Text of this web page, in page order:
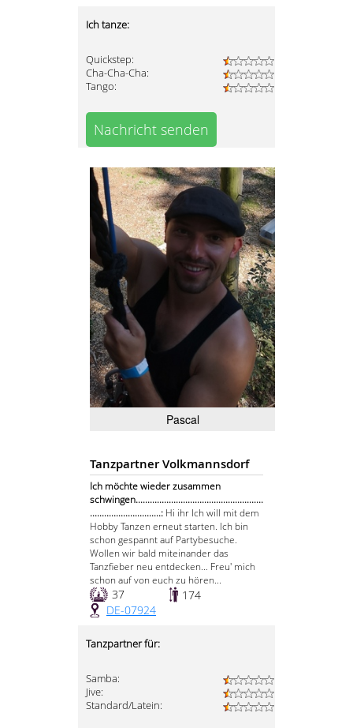
Ich tanze:
Quickstep:
Cha-Cha-Cha:
Tango:
Nachricht senden
Pascal
Tanzpartner Volkmannsdorf
Ich möchte wieder zusammen
schwingen......................................................
..............................: Hi ihr Ich will mit dem
Hobby Tanzen erneut starten. Ich bin
schon gespannt auf Partybesuche.
Wollen wir bald miteinander das
Tanzfieber neu entdecken... Freu' mich
schon auf von euch zu hören...
37
174
DE-07924
Tanzpartner für:
Samba:
Jive:
Standard/Latein: